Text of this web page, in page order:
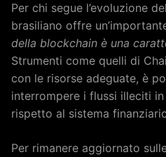
Per chi segue l’evoluzione
brasiliano offre
della blockchain è una
Strumenti come quelli di
con le risorse adeguate, è
interrompere i flussi illeciti
rispetto al sistema
Per rimanere aggiornato